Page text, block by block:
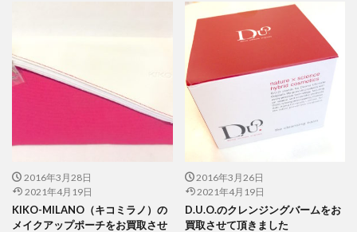
2016年3月28日
2021年4月19日
KIKO-MILANO（キコミラノ）の
メイクアップポーチをお買取させ
2016年3月26日
2021年4月19日
D.U.O.のクレンジングバームをお
買取させて頂きました